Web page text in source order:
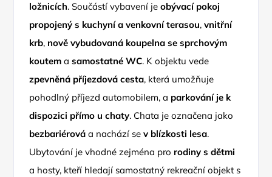
ložnicích. Součástí vybavení jeobývací pokoj
propojený s kuchyní a venkovní terasou,vnitřní
krb, nově vybudovaná koupelna se sprchovým
koutem asamostatné WC. K objektu vede
zpevněná příjezdová cesta, která umožňuje
pohodlný příjezd automobilem, a parkování je k
dispozici přímo u chaty. Chata je označena jako
bezbariérová a nachází sev blízkosti lesa.
Ubytování je vhodné zejména pro rodiny s dětmi
a hosty, kteří hledají samostatný rekreační objekt s